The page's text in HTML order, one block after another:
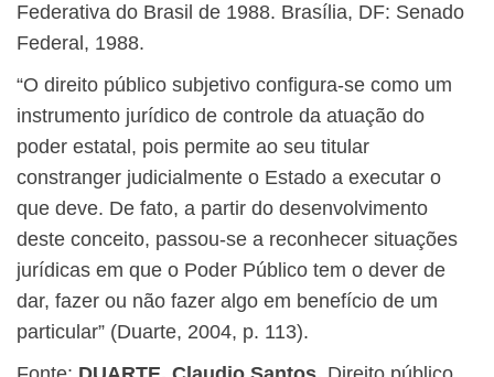
Federativa do Brasil de 1988. Brasília, DF: Senado
Federal, 1988.
“O direito público subjetivo configura-se como um
instrumento jurídico de controle da atuação do
poder estatal, pois permite ao seu titular
constranger judicialmente o Estado a executar o
que deve. De fato, a partir do desenvolvimento
deste conceito, passou-se a reconhecer situações
jurídicas em que o Poder Público tem o dever de
dar, fazer ou não fazer algo em benefício de um
particular” (Duarte, 2004, p. 113).